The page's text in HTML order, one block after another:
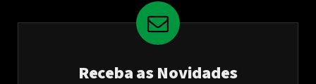
Receba as Novidades